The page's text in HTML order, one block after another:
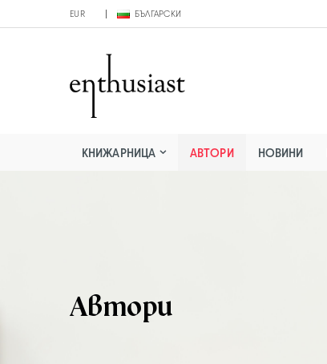
EUR БЪЛГАРСКИ
КНИЖАРНИЦА АВТОРИ НОВИНИ
Автори